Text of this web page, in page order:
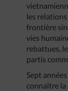
les
frontière
vies
rebattues,
partis
Sept
connaître la